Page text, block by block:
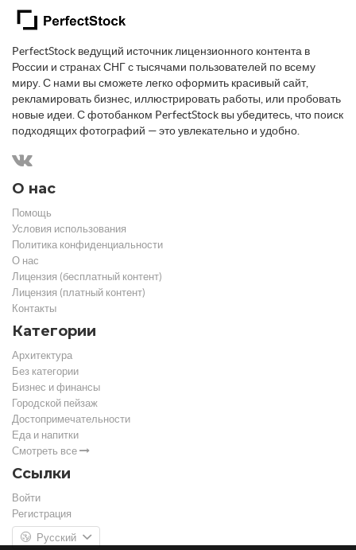
PerfectStock ведущий источник лицензионного контента в
России и странах СНГ с тысячами пользователей по всему
миру. С нами вы сможете легко оформить красивый сайт,
рекламировать бизнес, иллюстрировать работы, или пробовать
новые идеи. С фотобанком PerfectStock вы убедитесь, что поиск
подходящих фотографий — это увлекательно и удобно.
О нас
Помощь
Условия использования
Политика конфиденциальности
О нас
Лицензия (бесплатный контент)
Лицензия (платный контент)
Контакты
Категории
Архитектура
Без категории
Бизнес и финансы
Городской пейзаж
Достопримечательности
Еда и напитки
Смотреть все
Ссылки
Войти
Регистрация
Русский